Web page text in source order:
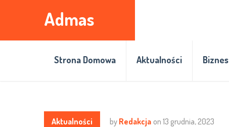
Admas
Strona Domowa Aktualności Biznes
Aktualności by Redakcja on 13 grudnia, 2023